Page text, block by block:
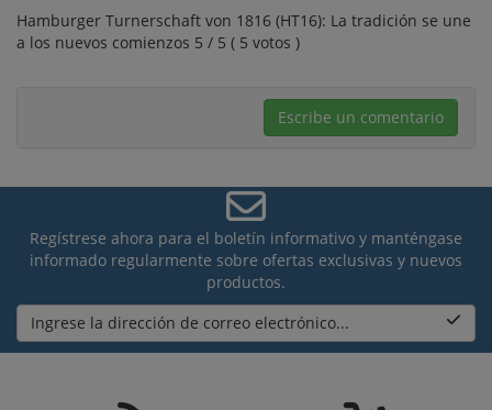
Hamburger Turnerschaft von 1816 (HT16): La tradición se une
a los nuevos comienzos 5 / 5 ( 5 votos )
Escribe un comentario
Regístrese ahora para el boletín informativo y manténgase
informado regularmente sobre ofertas exclusivas y nuevos
productos.
Ingrese la dirección de correo electrónico...